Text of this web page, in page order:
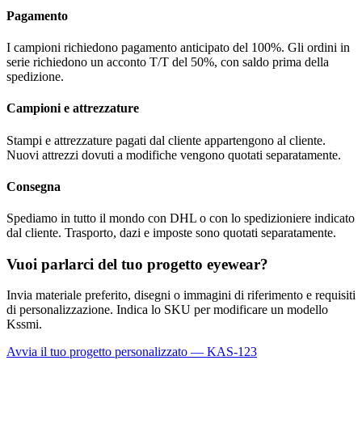
Pagamento
I campioni richiedono pagamento anticipato del 100%. Gli ordini in
serie richiedono un acconto T/T del 50%, con saldo prima della
spedizione.
Campioni e attrezzature
Stampi e attrezzature pagati dal cliente appartengono al cliente.
Nuovi attrezzi dovuti a modifiche vengono quotati separatamente.
Consegna
Spediamo in tutto il mondo con DHL o con lo spedizioniere indicato
dal cliente. Trasporto, dazi e imposte sono quotati separatamente.
Vuoi parlarci del tuo progetto eyewear?
Invia materiale preferito, disegni o immagini di riferimento e requisiti
di personalizzazione. Indica lo SKU per modificare un modello
Kssmi.
Avvia il tuo progetto personalizzato — KAS-123